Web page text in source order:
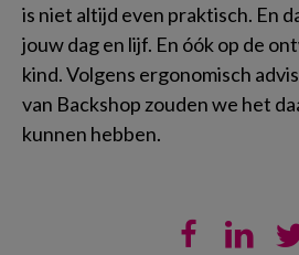
is niet altijd even praktisch. En
jouw dag en lijf. En óók op de
kind. Volgens ergonomisch
van Backshop zouden we het
kunnen hebben.